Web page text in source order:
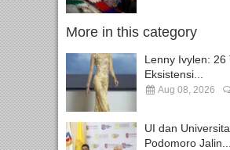
More in this category
Lenny Ivylen: 26
Eksistensi...
Aug 08, 2026
UI dan
Podomoro Jalin...